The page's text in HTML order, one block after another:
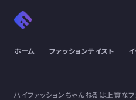
ホーム ファッションテイスト
ハイファッションちゃんねるは上質な